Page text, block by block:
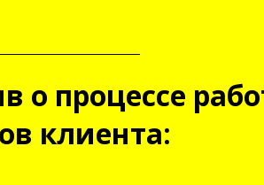
о процессе
клиента: